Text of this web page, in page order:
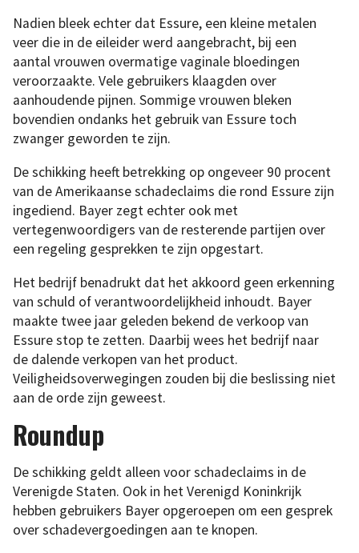
Nadien bleek echter dat Essure, een kleine metalen
veer die in de eileider werd aangebracht, bij een
aantal vrouwen overmatige vaginale bloedingen
veroorzaakte. Vele gebruikers klaagden over
aanhoudende pijnen. Sommige vrouwen bleken
bovendien ondanks het gebruik van Essure toch
zwanger geworden te zijn.
De schikking heeft betrekking op ongeveer 90 procent
van de Amerikaanse schadeclaims die rond Essure zijn
ingediend. Bayer zegt echter ook met
vertegenwoordigers van de resterende partijen over
een regeling gesprekken te zijn opgestart.
Het bedrijf benadrukt dat het akkoord geen erkenning
van schuld of verantwoordelijkheid inhoudt. Bayer
maakte twee jaar geleden bekend de verkoop van
Essure stop te zetten. Daarbij wees het bedrijf naar
de dalende verkopen van het product.
Veiligheidsoverwegingen zouden bij die beslissing niet
aan de orde zijn geweest.
Roundup
De schikking geldt alleen voor schadeclaims in de
Verenigde Staten. Ook in het Verenigd Koninkrijk
hebben gebruikers Bayer opgeroepen om een gesprek
over schadevergoedingen aan te knopen.